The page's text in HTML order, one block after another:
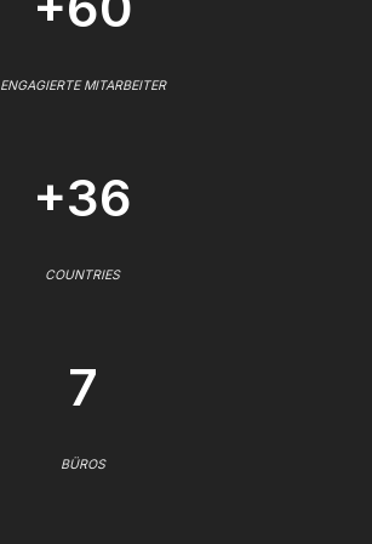
ENGAGIERTE MITARBEITER
+36
COUNTRIES
7
BÜROS